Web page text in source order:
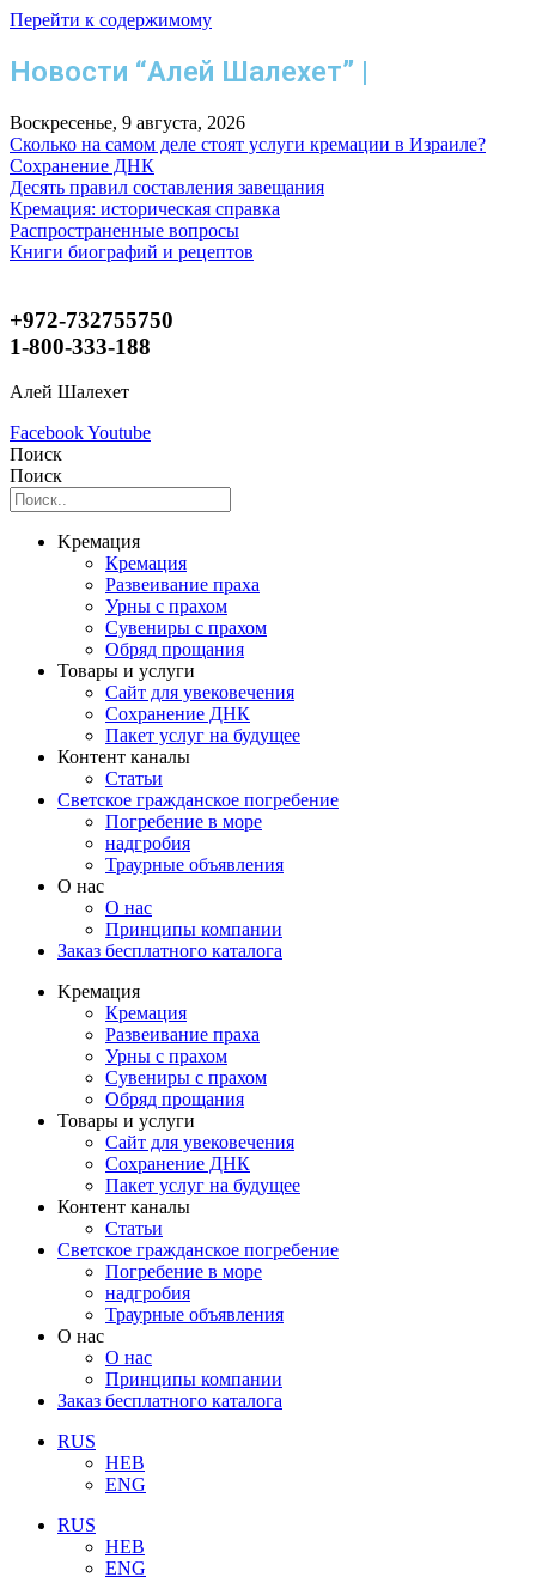
Перейти к содержимому
Новости “Алей Шалехет” |
Воскресенье, 9 августа, 2026
Сколько на самом деле стоят услуги кремации в Израиле?
Сохранение ДНК
Десять правил составления завещания
Кремация: историческая справка
Распространенные вопросы
Книги биографий и рецептов
+972-732755750
1-800-333-188
Алей Шалехет
FacebookYoutube
Поиск
Поиск
Kремация
Кремация
Развеивание праха
Урны с прахом
Сувениры с прахом
Обряд прощания
Товары и услуги
Сайт для увековечения
Сохранение ДНК
Пакет услуг на будущее
Контент каналы
Статьи
Светское гражданское погребение
Погребение в море
надгробия
Траурные объявления
О нас
О нас
Принципы компании
Заказ бесплатного каталога
Kремация
Кремация
Развеивание праха
Урны с прахом
Сувениры с прахом
Обряд прощания
Товары и услуги
Сайт для увековечения
Сохранение ДНК
Пакет услуг на будущее
Контент каналы
Статьи
Светское гражданское погребение
Погребение в море
надгробия
Траурные объявления
О нас
О нас
Принципы компании
Заказ бесплатного каталога
RUS
HEB
ENG
RUS
HEB
ENG